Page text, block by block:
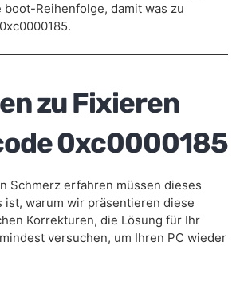
Reihenfolge, damit was zu
zu Fixieren
0xc0000185
Schmerz erfahren müssen dieses
ist, warum wir präsentieren diese
Korrekturen, die Lösung für Ihr
versuchen, um Ihren PC wieder